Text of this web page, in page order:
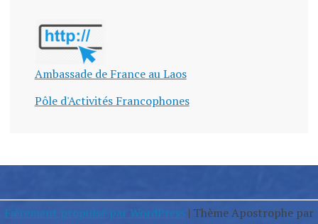
Ambassade de France au Laos
Pôle d'Activités Francophones
Fièrement propulsé par WordPress | Thème Apostrophe par